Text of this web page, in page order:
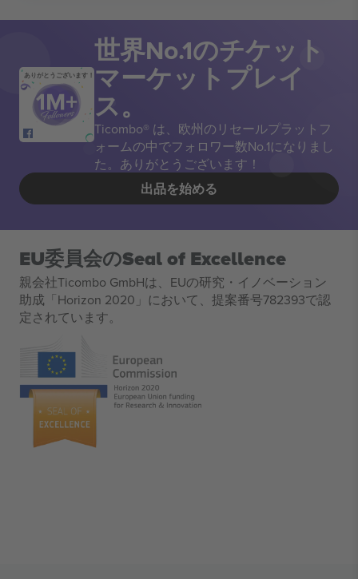
ありがとうございます！
世界No.1のチケット
マーケットプレイ
ス。
Ticombo® は、欧州のリセールプラットフ
ォームの中でフォロワー数No.1になりまし
た。ありがとうございます！
出品を始める
EU委員会のSeal of Excellence
親会社Ticombo GmbHは、EUの研究・イノベーション
助成「Horizon 2020」において、提案番号782393で認
定されています。